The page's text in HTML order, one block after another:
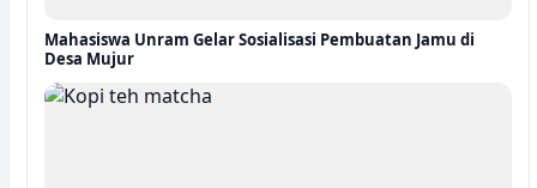
Mahasiswa Unram Gelar Sosialisasi Pembuatan Jamu di
Desa Mujur